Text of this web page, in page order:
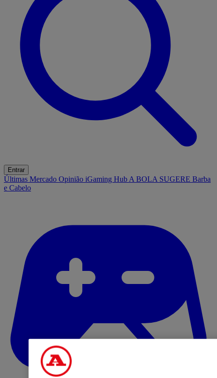
Entrar
Últimas Mercado Opinião iGaming Hub A BOLA SUGERE Barba
e Cabelo